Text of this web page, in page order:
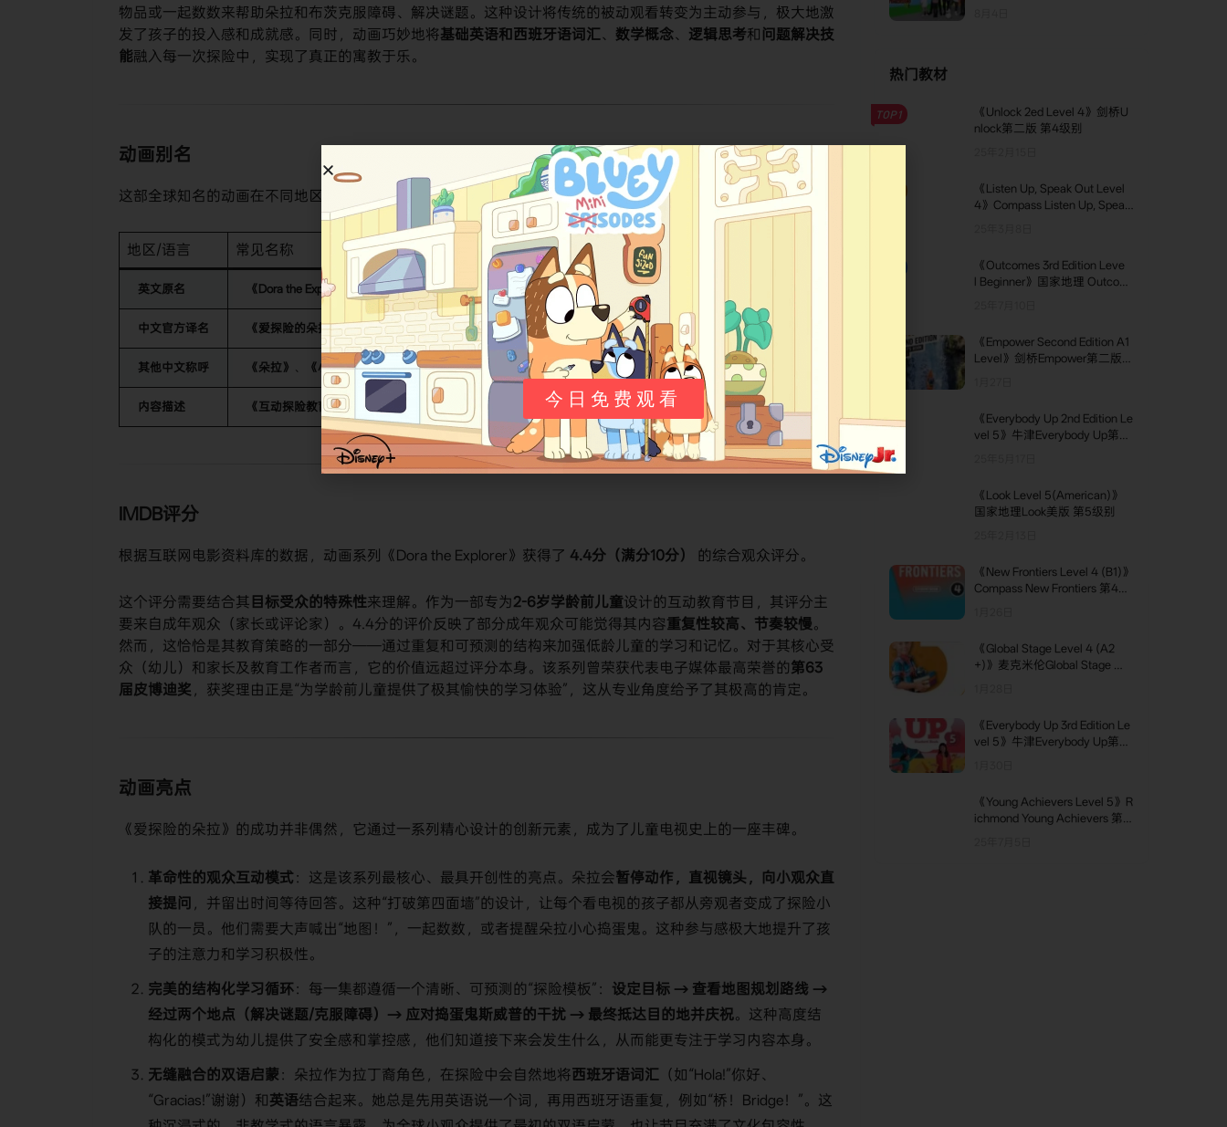
物品或一起数数来帮助朵拉和布茨克服障碍、解决谜题。这种设计将传统的被动观看转变为主动参与，极大地激
发了孩子的投入感和成就感。同时，动画巧妙地将基础英语和西班牙语词汇、 数学概念、 逻辑思考和 问题解决技
能融入每一次探险中，实现了真正的寓教于乐。
动画别名
这部全球知名的动画在不同地区和文化中拥有统一的认知，但译名略有差异。
地区/语言 常见名称 备注
英文原名 《Dora the Explorer》 全球通用的官方名称，直译为“探险家朵拉”。
中文官方译名 《爱探险的朵拉》 在中国大陆及台湾地区最广泛使用的官方译名，准确传达了主角性格和节目主题。
其他中文称呼 《朵拉》 、 《小小冒险家朵乐》 观众和媒体常用的简称或昵称。
内容描述 《互动探险教育动画》 、 《英语启蒙朵拉》 对其核心互动模式和教育功能的概括，尤其在中文语境下常被强调为英语启蒙材料。
IMDB评分
根据互联网电影资料库的数据，动画系列《Dora the Explorer》获得了 4.4分（满分10分） ​ 的综合观众评分。
这个评分需要结合其 目标受众的特殊性来理解。作为一部专为2-6岁学龄前儿童设计的互动教育节目，其评分主
要来自成年观众（家长或评论家）。4.4分的评价反映了部分成年观众可能觉得其内容重复性较高、节奏较慢。
然而，这恰恰是其教育策略的一部分——通过重复和可预测的结构来加强低龄儿童的学习和记忆。对于其核心受
众（幼儿）和家长及教育工作者而言，它的价值远超过评分本身。该系列曾荣获代表电子媒体最高荣誉的第63
届皮博迪奖 ，获奖理由正是“为学龄前儿童提供了极其愉快的学习体验”，这从专业角度给予了其极高的肯定。
动画亮点
《爱探险的朵拉》的成功并非偶然，它通过一系列精心设计的创新元素，成为了儿童电视史上的一座丰碑。
革命性的观众互动模式 ：这是该系列最核心、最具开创性的亮点。朵拉会暂停动作，直视镜头，向小观众直
接提问 ，并留出时间等待回答。这种“打破第四面墙”的设计，让每个看电视的孩子都从旁观者变成了探险小
队的一员。他们需要大声喊出“地图！”，一起数数，或者提醒朵拉小心捣蛋鬼。这种参与感极大地提升了孩
子的注意力和学习积极性。
完美的结构化学习循环：每一集都遵循一个清晰、可预测的“探险模板”： 设定目标 → 查看地图规划路线 →
经过两个地点（解决谜题/克服障碍）→ 应对捣蛋鬼斯威普的干扰 → 最终抵达目的地并庆祝。这种高度结
构化的模式为幼儿提供了安全感和掌控感，他们知道接下来会发生什么，从而能更专注于学习内容本身。
无缝融合的双语启蒙 ：朵拉作为拉丁裔角色，在探险中会自然地将西班牙语词汇 （如“Hola!”你好、
“Gracias!”谢谢）和英语结合起来。她总是先用英语说一个词，再用西班牙语重复，例如“桥！Bridge！”。这
热门教材
TOP1
《Unlock 2ed Level 4》剑桥U
nlock第二版 第4级别
《Listen Up, Speak Out Level
4》Compass Listen Up, Speak
《Outcomes 3rd Edition Leve
l Beginner》国家地理 Outcom
《Empower Second Edition A1
Level》剑桥Empower第二版
《Everybody Up 2nd Edition Le
vel 5》牛津Everybody Up第二
《Look Level 5(American)》
国家地理Look美版 第5级别
《New Frontiers Level 4 (B1)》
Compass New Frontiers 第4级
《Global Stage Level 4 (A2
+)》麦克米伦Global Stage 第4
《Everybody Up 3rd Edition Le
vel 5》牛津Everybody Up第三
《Young Achievers Level 5》R
ichmond Young Achievers 第5
今日免费观看